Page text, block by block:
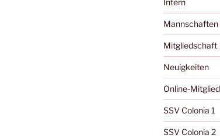
Intern
Mannschaften
Mitgliedschaft
Neuigkeiten
Online-
SSV Colonia 1
SSV Colonia 2